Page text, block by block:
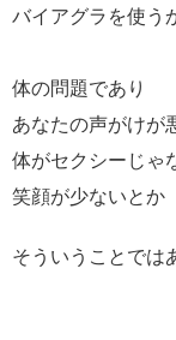
バイアグラを使う
体の問題であり
あなたの声がけが
体がセクシーじゃ
笑顔が少ないとか
そういうことでは